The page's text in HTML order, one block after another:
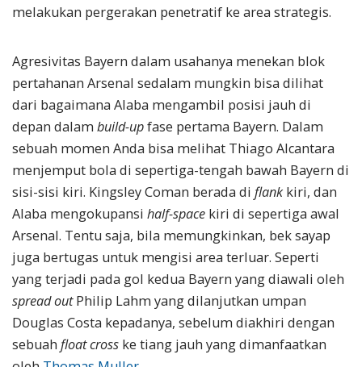
melakukan pergerakan penetratif ke area strategis.
Agresivitas Bayern dalam usahanya menekan blok
pertahanan Arsenal sedalam mungkin bisa dilihat
dari bagaimana Alaba mengambil posisi jauh di
depan dalam build-upfase pertama Bayern. Dalam
sebuah momen Anda bisa melihat Thiago Alcantara
menjemput bola di sepertiga-tengah bawah Bayern di
sisi-sisi kiri. Kingsley Coman berada di flankkiri, dan
Alaba mengokupansi half-space kiri di sepertiga awal
Arsenal. Tentu saja, bila memungkinkan, bek sayap
juga bertugas untuk mengisi area terluar. Seperti
yang terjadi pada gol kedua Bayern yang diawali oleh
spread outPhilip Lahm yang dilanjutkan umpan
Douglas Costa kepadanya, sebelum diakhiri dengan
sebuah float cross ke tiang jauh yang dimanfaatkan